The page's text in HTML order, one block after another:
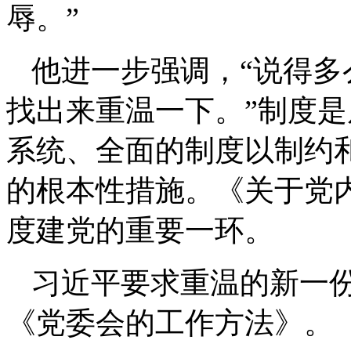
辱。”
他进一步强调，“说得
找出来重温一下。”制度
系统、全面的制度以制约
的根本性措施。《关于党
度建党的重要一环。
习近平要求重温的新一
《党委会的工作方法》。